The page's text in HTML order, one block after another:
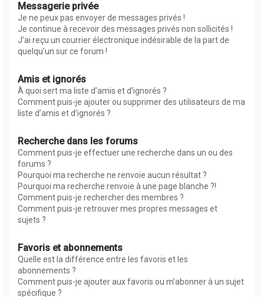
Messagerie privée
Je ne peux pas envoyer de messages privés !
Je continue à recevoir des messages privés non sollicités !
J’ai reçu un courrier électronique indésirable de la part de
quelqu’un sur ce forum !
Amis et ignorés
À quoi sert ma liste d’amis et d’ignorés ?
Comment puis-je ajouter ou supprimer des utilisateurs de ma
liste d’amis et d’ignorés ?
Recherche dans les forums
Comment puis-je effectuer une recherche dans un ou des
forums ?
Pourquoi ma recherche ne renvoie aucun résultat ?
Pourquoi ma recherche renvoie à une page blanche ?!
Comment puis-je rechercher des membres ?
Comment puis-je retrouver mes propres messages et
sujets ?
Favoris et abonnements
Quelle est la différence entre les favoris et les
abonnements ?
Comment puis-je ajouter aux favoris ou m’abonner à un sujet
spécifique ?